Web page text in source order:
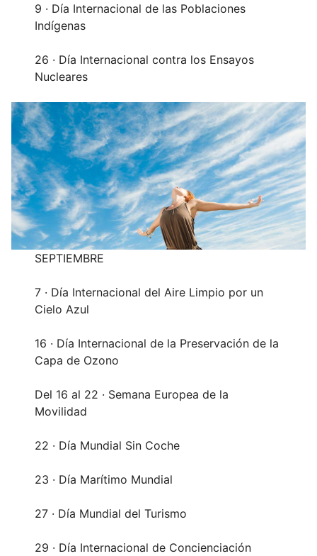
9 · Día Internacional de las Poblaciones
Indígenas
26 · Día Internacional contra los Ensayos
Nucleares
SEPTIEMBRE
7 · Día Internacional del Aire Limpio por un
Cielo Azul
16 · Día Internacional de la Preservación de la
Capa de Ozono
Del 16 al 22 · Semana Europea de la
Movilidad
22 · Día Mundial Sin Coche
23 · Día Marítimo Mundial
27 · Día Mundial del Turismo
29 · Día Internacional de Concienciación